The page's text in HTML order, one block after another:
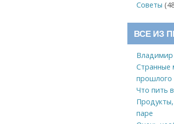
Советы
ВСЕ ИЗ
Странные
прошлого
Что пить
паре